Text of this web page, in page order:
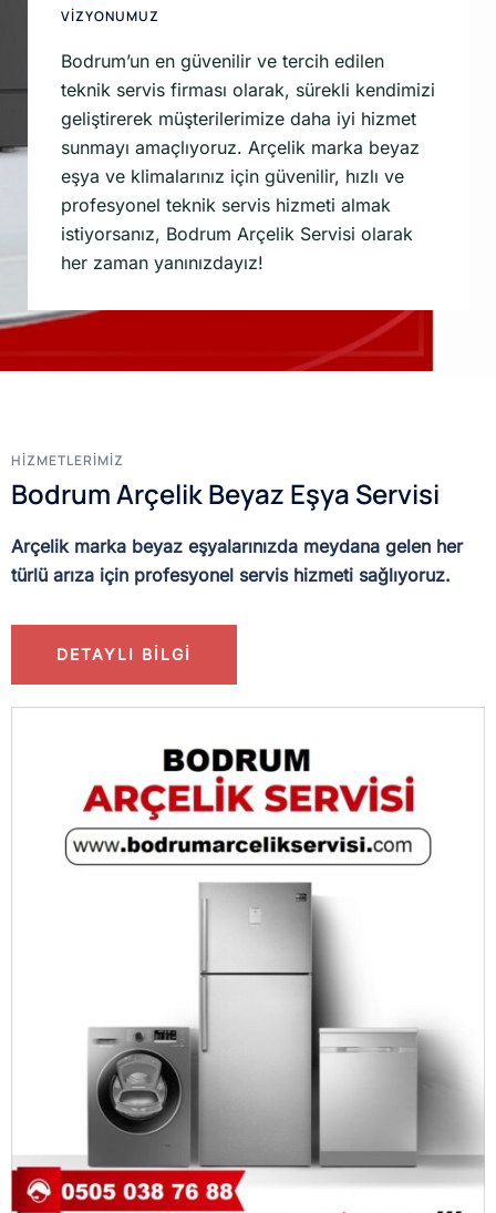
VİZYONUMUZ
Bodrum’un en güvenilir ve tercih edilen
teknik servis firması olarak, sürekli kendimizi
geliştirerek müşterilerimize daha iyi hizmet
sunmayı amaçlıyoruz. Arçelik marka beyaz
eşya ve klimalarınız için güvenilir, hızlı ve
profesyonel teknik servis hizmeti almak
istiyorsanız, Bodrum Arçelik Servisi olarak
her zaman yanınızdayız!
HİZMETLERİMİZ
Bodrum Arçelik Beyaz Eşya Servisi
Arçelik marka beyaz eşyalarınızda meydana gelen her
türlü arıza için profesyonel servis hizmeti sağlıyoruz.
DETAYLI BİLGİ